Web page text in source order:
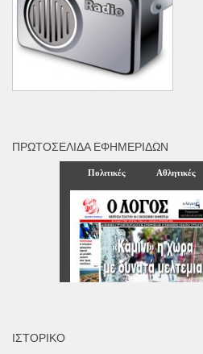
ΠΡΩΤΟΣΈΛΙΔΑ ΕΦΗΜΕΡΊΔΩΝ
ΙΣΤΟΡΙΚΌ